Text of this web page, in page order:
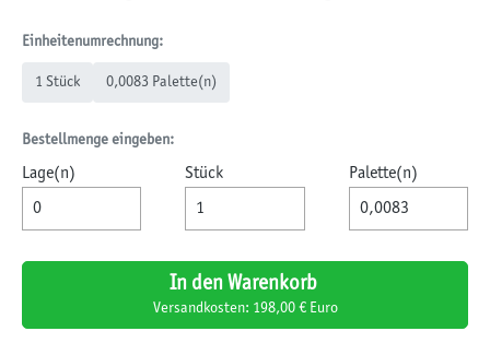
Einheitenumrechnung:
1 Stück 0,0083 Palette(n)
Bestellmenge eingeben:
Lage(n) Stück Palette(n)
In den Warenkorb
Versandkosten: 198,00 € Euro